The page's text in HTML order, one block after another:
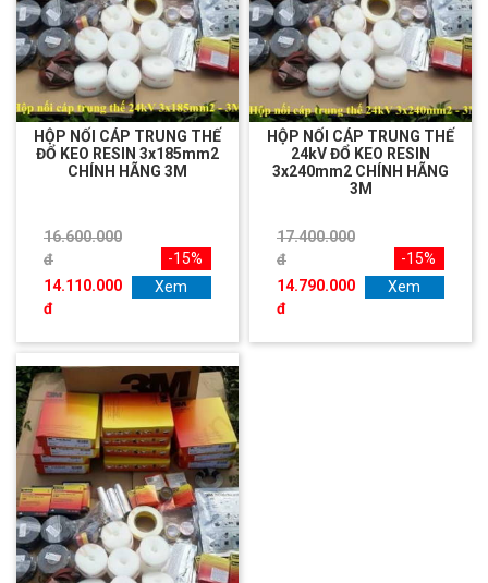
HỘP NỐI CÁP TRUNG THẾ
ĐỔ KEO RESIN 3x185mm2
CHÍNH HÃNG 3M
16.600.000
đ
14.110.000
đ
-15%
Xem
HỘP NỐI CÁP TRUNG THẾ
24kV ĐỔ KEO RESIN
3x240mm2 CHÍNH HÃNG
3M
17.400.000
đ
14.790.000
đ
-15%
Xem